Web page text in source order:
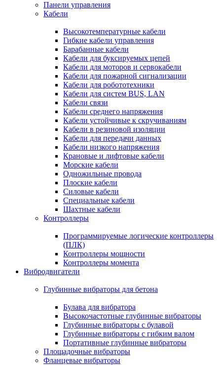
Панели управления
Кабели
Высокотемпературные кабели
Гибкие кабели управления
Барабанные кабели
Кабели для буксируемых цепей
Кабели для моторов и сервокабели
Кабели для пожарной сигнализации
Кабели для робототехники
Кабели для систем BUS, LAN
Кабели связи
Кабели среднего напряжения
Кабели устойчивые к скручиваниям
Кабели в резиновой изоляции
Кабели для передачи данных
Кабели низкого напряжения
Крановые и лифтовые кабели
Морские кабели
Одножильные провода
Плоские кабели
Силовые кабели
Специальные кабели
Шахтные кабели
Контроллеры
Программируемые логические контроллеры
(ПЛК)
Контроллеры мощности
Контроллеры момента
Вибродвигатели
Глубинные вибраторы для бетона
Булава для вибратора
Высокочастотные глубинные вибраторы
Глубинные вибраторы с булавой
Глубинные вибраторы с гибким валом
Портативные глубинные вибраторы
Площадочные вибраторы
Фланцевые вибраторы